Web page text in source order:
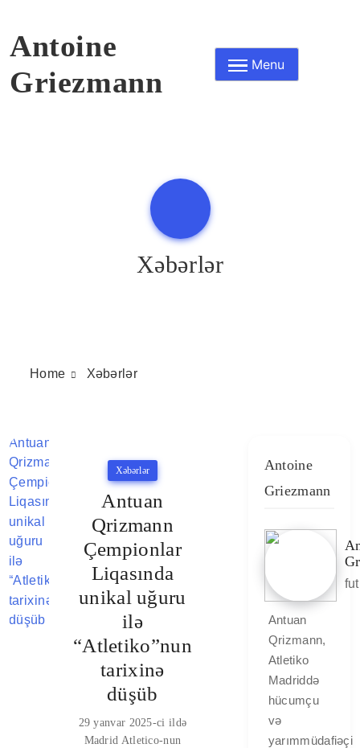
content
Antoine
Griezmann
Menu
Xəbərlər
Home Xəbərlər
Xəbərlər
Antuan
Qrizmann
Çempionlar
Liqasında
unikal uğuru
ilə
“Atletiko”nun
tarixinə
düşüb
29 yanvar 2025-ci ildə
Madrid Atletico-nun
Antoine
Griezmann
Antuan
Qrizmann,
Atletiko
Madriddə
hücumçu
və
yarımmüdafiəçi